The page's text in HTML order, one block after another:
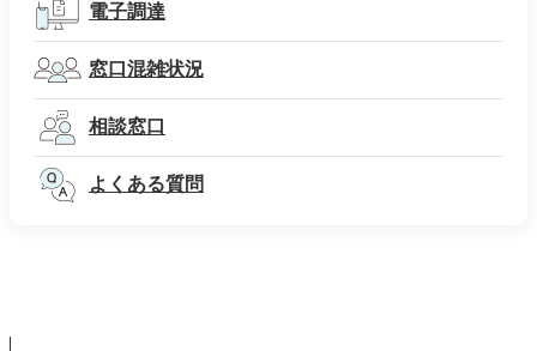
電子調達
窓口混雑状況
相談窓口
よくある質問